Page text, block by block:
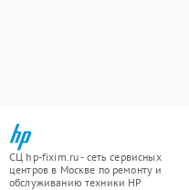
СЦ hp-fixim.ru - сеть сервисных
центров в Москве по ремонту и
обслуживанию техники HP